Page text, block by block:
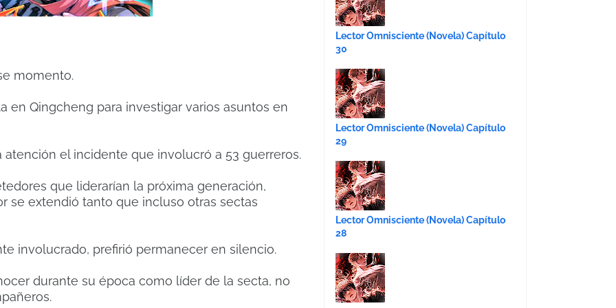
momento.
en Qingcheng para investigar varios asuntos en
el incidente que involucró a 53 guerreros.
que liderarían la próxima generación,
se extendió tanto que incluso otras sectas
involucrado, prefirió permanecer en silencio.
durante su época como líder de la secta, no
Lector Omnisciente (Novela) Capítulo
30
Lector Omnisciente (Novela) Capítulo
29
Lector Omnisciente (Novela) Capítulo
28